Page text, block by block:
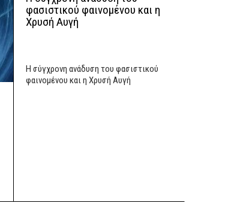
φασιστικού φαινομένου και η
Χρυσή Αυγή
Η σύγχρονη ανάδυση του φασιστικού
φαινομένου και η Χρυσή Αυγή